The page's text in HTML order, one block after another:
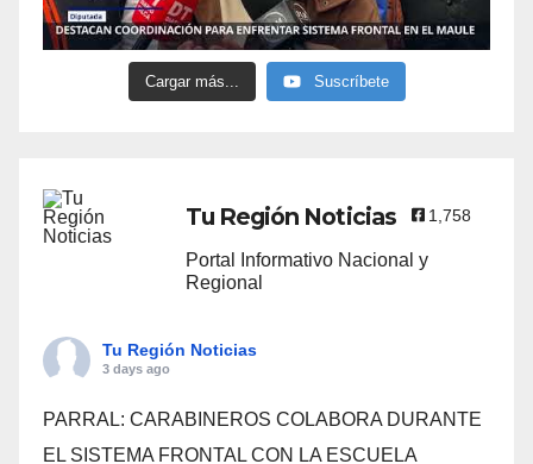
Cargar más... Suscríbete
Tu Región Noticias 1,758
Portal Informativo Nacional y
Regional
Tu Región Noticias
3 days ago
PARRAL: CARABINEROS COLABORA DURANTE
EL SISTEMA FRONTAL CON LA ESCUELA